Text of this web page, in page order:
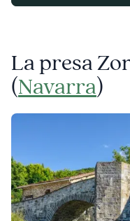
La presa
(Navarra)